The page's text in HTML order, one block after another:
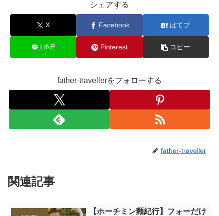
シェアする
X Facebook はてブ
LINE Pinterest コピー
father-travellerをフォローする
father-traveller
関連記事
【ホーチミン麺紀行】フォーだけ